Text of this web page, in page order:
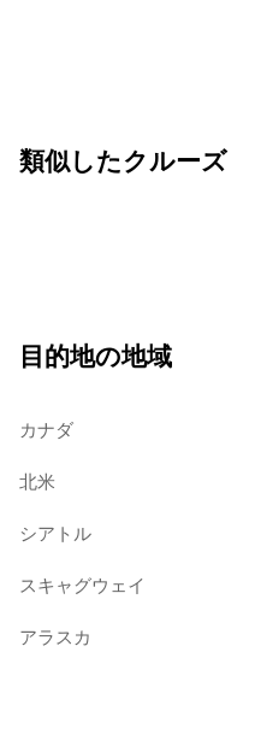
類似したクルーズ
目的地の地域
カナダ
北米
シアトル
スキャグウェイ
アラスカ